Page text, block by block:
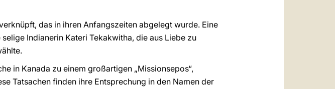
das in ihren Anfangszeiten abgelegt wurde. Eine
Indianerin Kateri Tekakwitha, die aus Liebe zu
in Kanada zu einem großartigen „Missionsepos“,
Tatsachen finden ihre Entsprechung in den Namen der